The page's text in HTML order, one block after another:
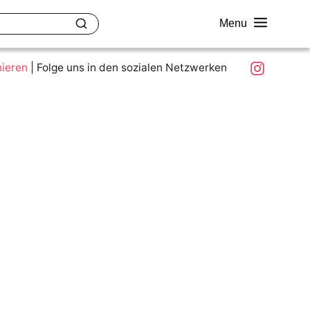
Menu
Was ist colour.education?
Ziele und Mitmachen
Folge uns in den sozialen Netzwerken Instagram